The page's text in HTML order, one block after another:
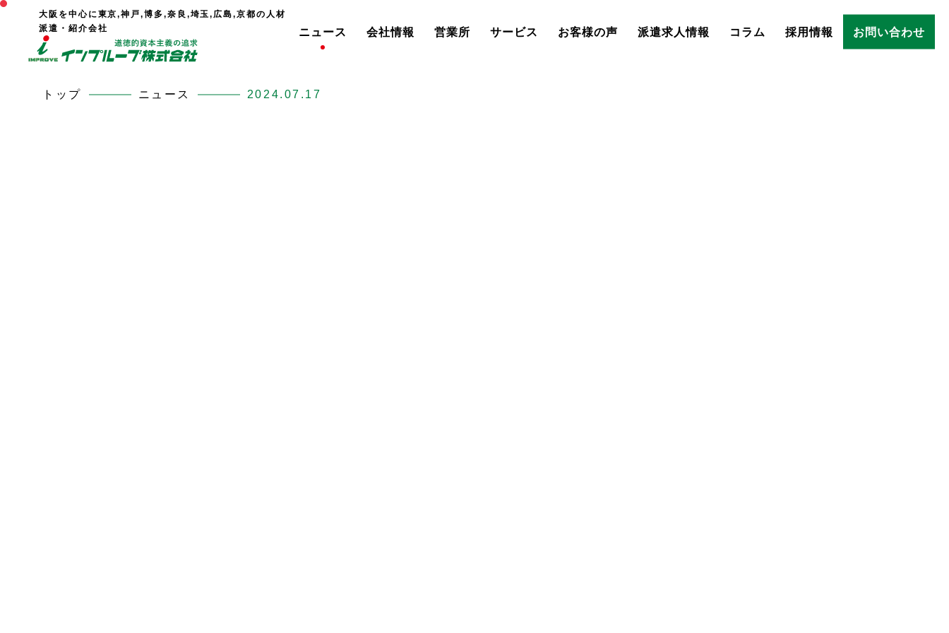
大阪を中心に東京,神戸,博多,奈良,埼玉,広島,京都の人材
派遣・紹介会社
ニュース 会社情報 営業所 サービス お客様の声 派遣求人情報 コラム 採用情報 お問い合わせ
トップ ニュース 2024.07.17